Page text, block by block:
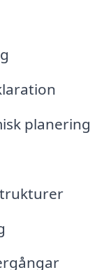
planering